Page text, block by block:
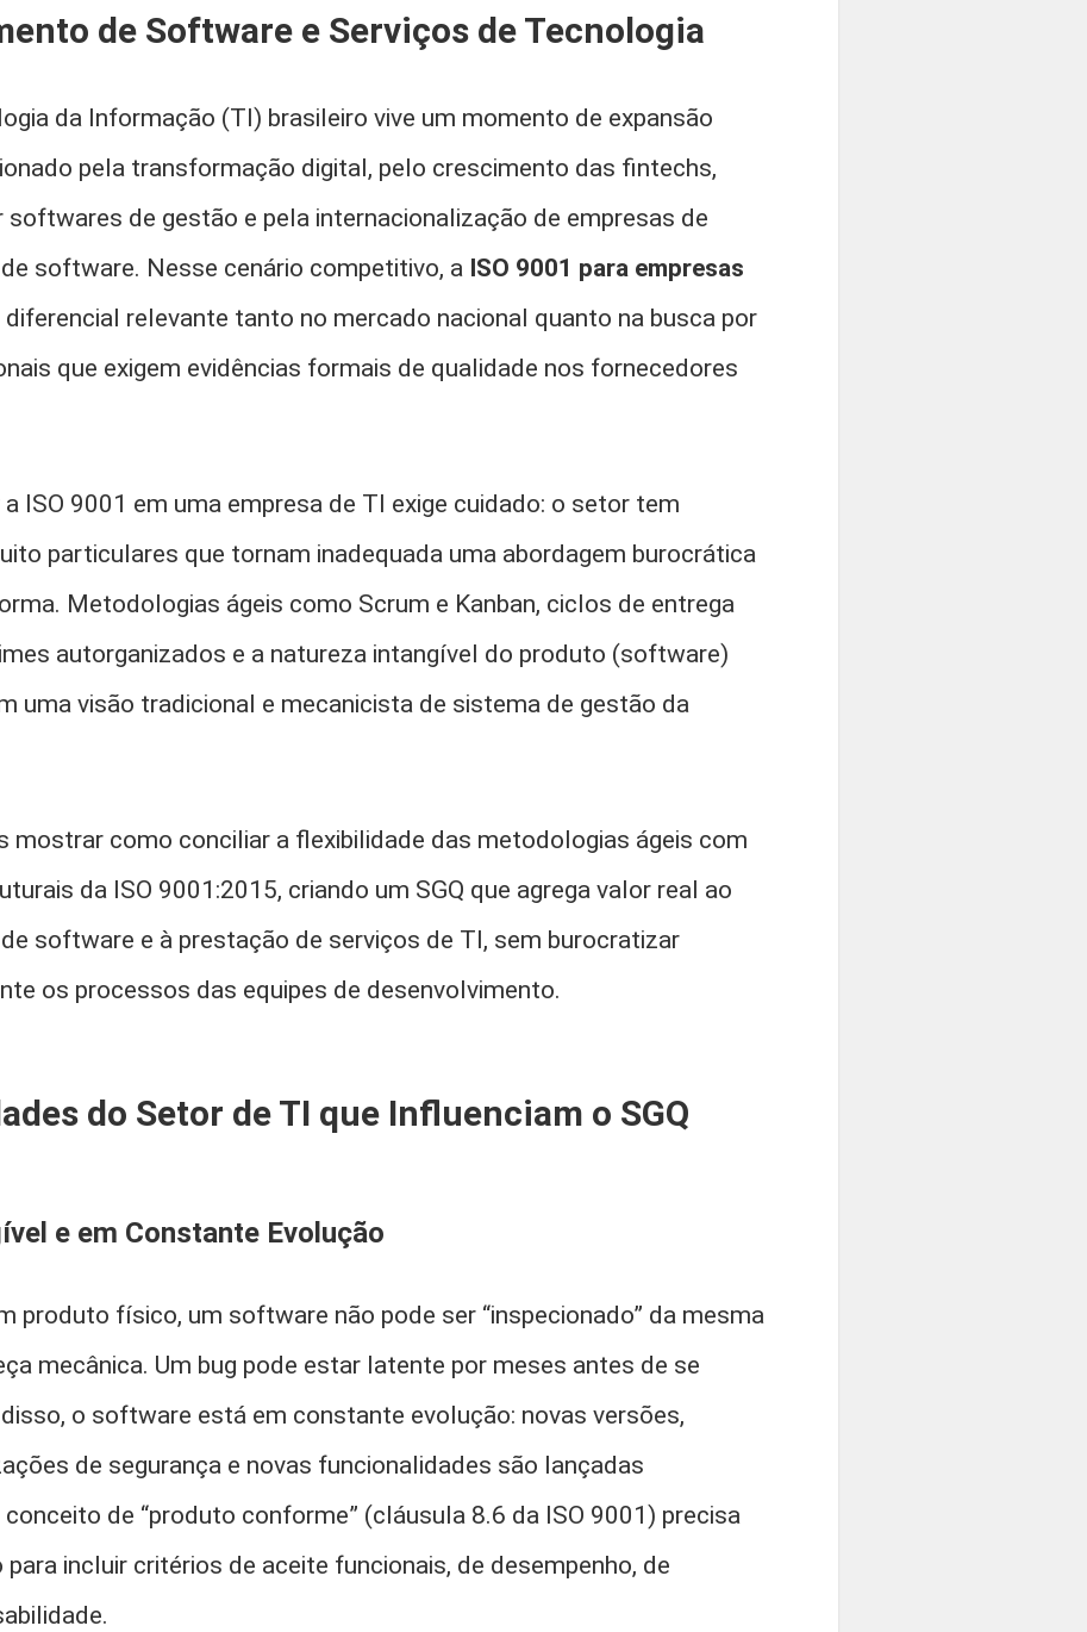
de Software e Serviços de Tecnologia
da Informação (TI) brasileiro vive um momento de expansão
pela transformação digital, pelo crescimento das fintechs,
softwares de gestão e pela internacionalização de empresas de
software. Nesse cenário competitivo, a ISO 9001 para empresas
relevante tanto no mercado nacional quanto na busca por
que exigem evidências formais de qualidade nos fornecedores
ISO 9001 em uma empresa de TI exige cuidado: o setor tem
particulares que tornam inadequada uma abordagem burocrática
Metodologias ágeis como Scrum e Kanban, ciclos de entrega
autorganizados e a natureza intangível do produto (software)
uma visão tradicional e mecanicista de sistema de gestão da
mostrar como conciliar a flexibilidade das metodologias ágeis com
da ISO 9001:2015, criando um SGQ que agrega valor real ao
software e à prestação de serviços de TI, sem burocratizar
os processos das equipes de desenvolvimento.
do Setor de TI que Influenciam o SGQ
e em Constante Evolução
produto físico, um software não pode ser “inspecionado” da mesma
mecânica. Um bug pode estar latente por meses antes de se
o software está em constante evolução: novas versões,
de segurança e novas funcionalidades são lançadas
de “produto conforme” (cláusula 8.6 da ISO 9001) precisa
incluir critérios de aceite funcionais, de desempenho, de